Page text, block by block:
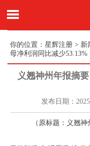
你的位置： 星辉注册 > 新
母净利润同比减少53.13%
义翘神州年报摘
发布日期：
（原标题：义翘